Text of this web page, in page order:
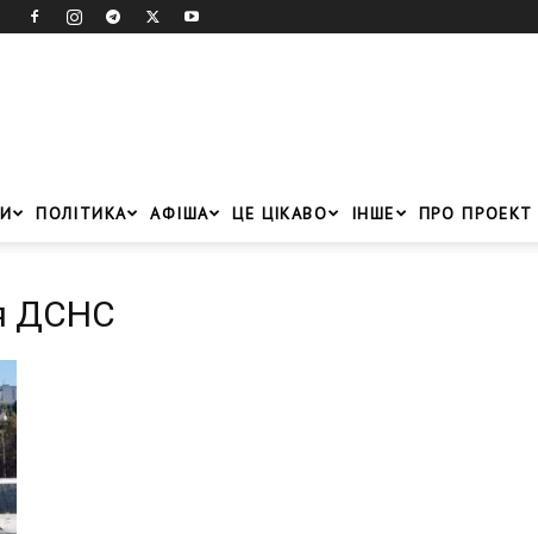
ПОЛІТИКА АФІША ЦЕ ЦІКАВО ІНШЕ ПРО ПРОЕКТ
ДСНС